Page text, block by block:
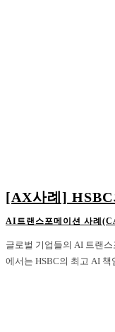
[AX사례]
AI트랜스포메이션 사례
글로벌 기업들의 AI 트랜
에서는 HSBC의 최고 AI